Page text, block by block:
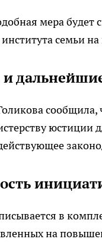
мера будет
семьи
и
юстиции
в
на